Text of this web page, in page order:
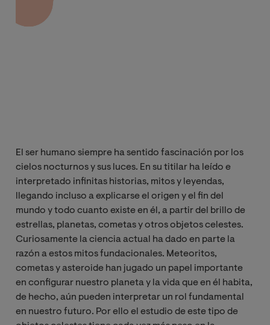
El ser humano siempre ha sentido fascinación por los
cielos nocturnos y sus luces. En su titilar ha leído e
interpretado infinitas historias, mitos y leyendas,
llegando incluso a explicarse el origen y el fin del
mundo y todo cuanto existe en él, a partir del brillo de
estrellas, planetas, cometas y otros objetos celestes.
Curiosamente la ciencia actual ha dado en parte la
razón a estos mitos fundacionales. Meteoritos,
cometas y asteroide han jugado un papel importante
en configurar nuestro planeta y la vida que en él habita,
de hecho, aún pueden interpretar un rol fundamental
en nuestro futuro. Por ello el estudio de este tipo de